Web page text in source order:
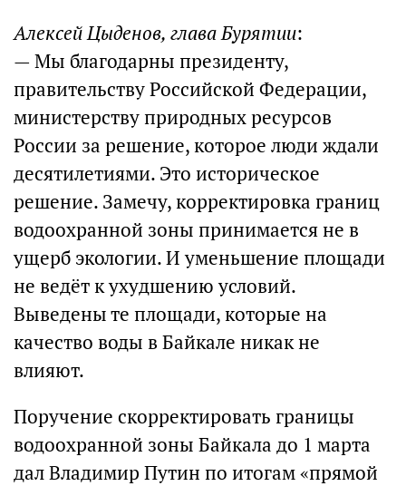
Алексей Цыденов, глава Бурятии:
— Мы благодарны президенту,
правительству Российской Федерации,
министерству природных ресурсов
России за решение, которое люди ждали
десятилетиями. Это историческое
решение. Замечу, корректировка границ
водоохранной зоны принимается не в
ущерб экологии. И уменьшение площади
не ведёт к ухудшению условий.
Выведены те площади, которые на
качество воды в Байкале никак не
влияют.
Поручение скорректировать границы
водоохранной зоны Байкала до 1 марта
дал Владимир Путин по итогам «прямой